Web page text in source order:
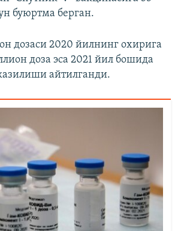
буюртма берган.
дозаси 2020 йилнинг охирига
доза эса 2021 йил бошида
айтилганди.